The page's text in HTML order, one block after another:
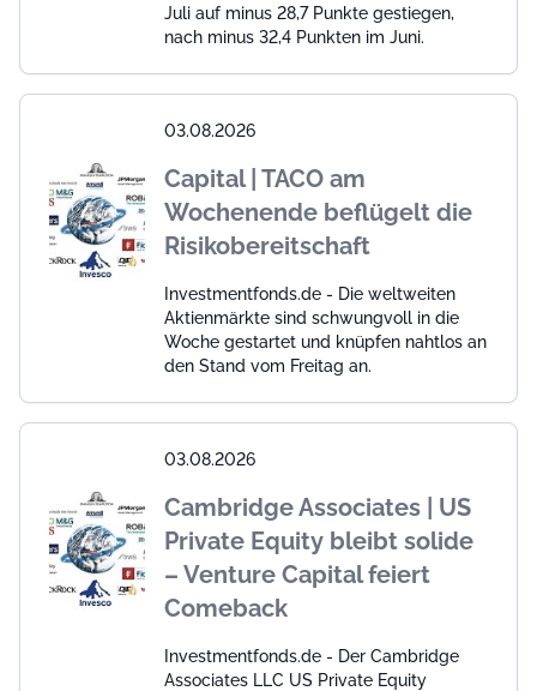
Juli auf minus 28,7 Punkte gestiegen,
nach minus 32,4 Punkten im Juni.
03.08.2026
Capital | TACO am
Wochenende beflügelt die
Risikobereitschaft
Investmentfonds.de - Die weltweiten
Aktienmärkte sind schwungvoll in die
Woche gestartet und knüpfen nahtlos an
den Stand vom Freitag an.
03.08.2026
Cambridge Associates | US
Private Equity bleibt solide
– Venture Capital feiert
Comeback
Investmentfonds.de - Der Cambridge
Associates LLC US Private Equity